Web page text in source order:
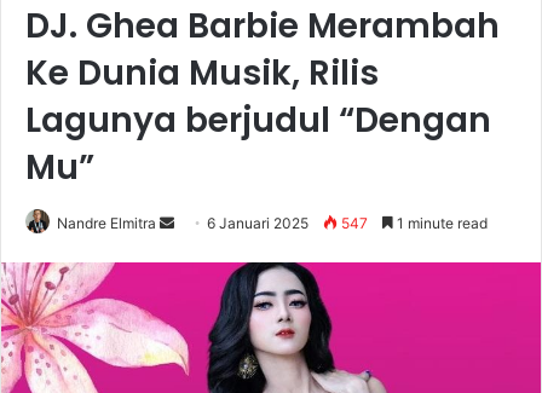
DJ. Ghea Barbie Merambah
Ke Dunia Musik, Rilis
Lagunya berjudul “Dengan
Mu”
Nandre Elmitra
Send6 Januari 2025 547 1 minute read